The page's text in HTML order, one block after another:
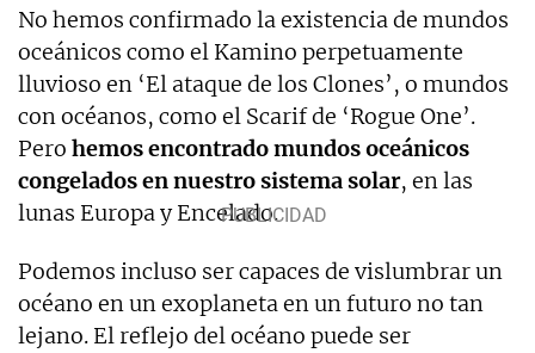
No hemos confirmado la existencia de mundos
oceánicos como el Kamino perpetuamente
lluvioso en ‘El ataque de los Clones’, o mundos
con océanos, como el Scarif de ‘Rogue One’.
Pero hemos encontrado mundos oceánicos
congelados en nuestro sistema solar, en las
lunas Europa y Encelado.
Podemos incluso ser capaces de vislumbrar un
océano en un exoplaneta en un futuro no tan
lejano. El reflejo del océano puede ser